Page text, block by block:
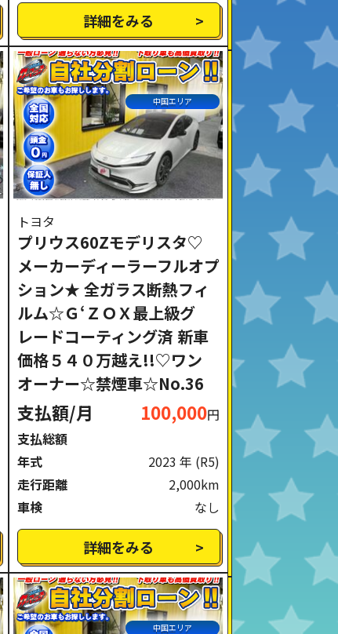
詳細をみる
中国エリア
トヨタ
プリウス60Zモデリスタ♡
メーカーディーラーフルオプ
ション★ 全ガラス断熱フィ
ルム☆Ｇ‘ＺＯＸ最上級グ
レードコーティング済 新車
価格５４０万越え!!♡ワン
オーナー☆禁煙車☆No.36
支払額/月 100,000円
支払総額
年式
2023 年 (R5)
走行距離
2,000km
車検
なし
詳細をみる
中国エリア